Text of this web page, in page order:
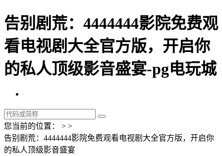
告别剧荒：4444444影院免费观
看电视剧大全官方版，开启你
的私人顶级影音盛宴-pg电玩城
您当前的位置： > >
告别剧荒：4444444影院免费观看电视剧大全官方版，开启你
的私人顶级影音盛宴